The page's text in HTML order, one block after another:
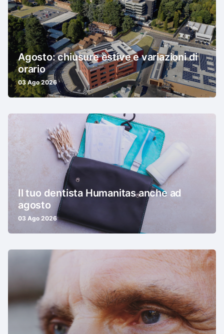
Agosto: chiusure estive e variazioni di
orario
03 Ago 2026
Il tuo dentista Humanitas anche ad
agosto
03 Ago 2026